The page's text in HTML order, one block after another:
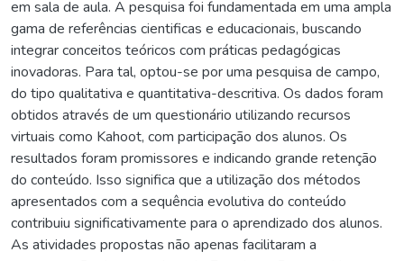
em sala de aula. A pesquisa foi fundamentada em uma ampla
gama de referências cientificas e educacionais, buscando
integrar conceitos teóricos com práticas pedagógicas
inovadoras. Para tal, optou-se por uma pesquisa de campo,
do tipo qualitativa e quantitativa-descritiva. Os dados foram
obtidos através de um questionário utilizando recursos
virtuais como Kahoot, com participação dos alunos. Os
resultados foram promissores e indicando grande retenção
do conteúdo. Isso significa que a utilização dos métodos
apresentados com a sequência evolutiva do conteúdo
contribuiu significativamente para o aprendizado dos alunos.
As atividades propostas não apenas facilitaram a